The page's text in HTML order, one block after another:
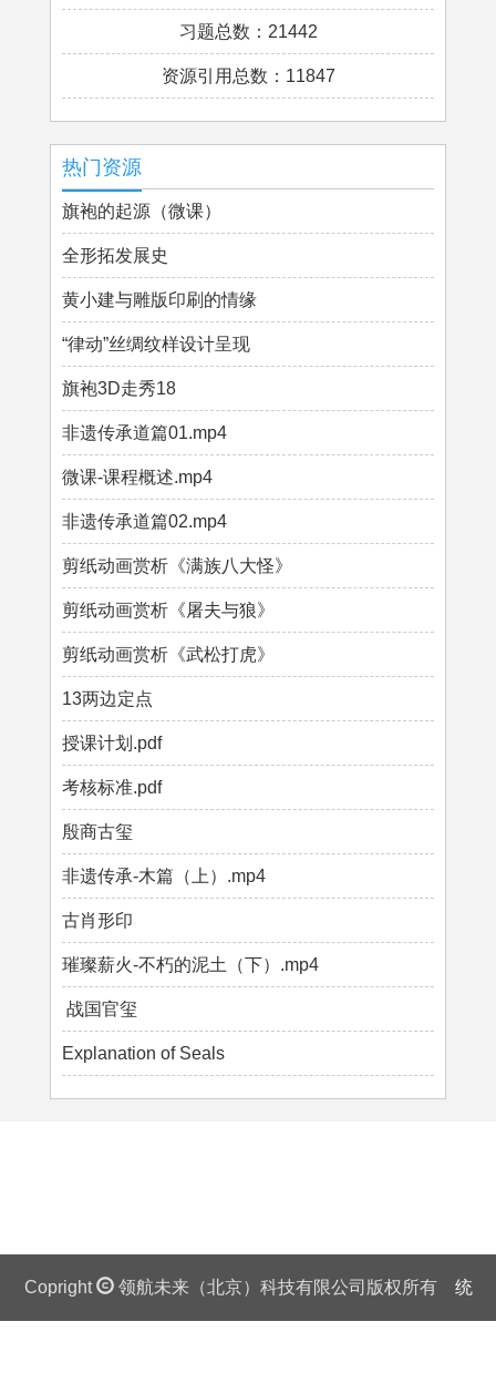
习题总数：21442
资源引用总数：11847
热门资源
旗袍的起源（微课）
全形拓发展史
黄小建与雕版印刷的情缘
“律动”丝绸纹样设计呈现
旗袍3D走秀18
非遗传承道篇01.mp4
微课-课程概述.mp4
非遗传承道篇02.mp4
剪纸动画赏析《满族八大怪》
剪纸动画赏析《屠夫与狼》
剪纸动画赏析《武松打虎》
13两边定点
授课计划.pdf
考核标准.pdf
殷商古玺
非遗传承-木篇（上）.mp4
古肖形印
璀璨薪火-不朽的泥土（下）.mp4
战国官玺
Explanation of Seals
Copright 领航未来（北京）科技有限公司版权所有 统